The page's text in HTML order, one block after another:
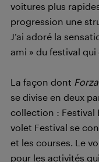
voitures plus
progression une
J’ai adoré la
ami » du festival
La façon dont
se divise en deux
collection : Festival
volet Festival se
et les courses. Le
pour les activités